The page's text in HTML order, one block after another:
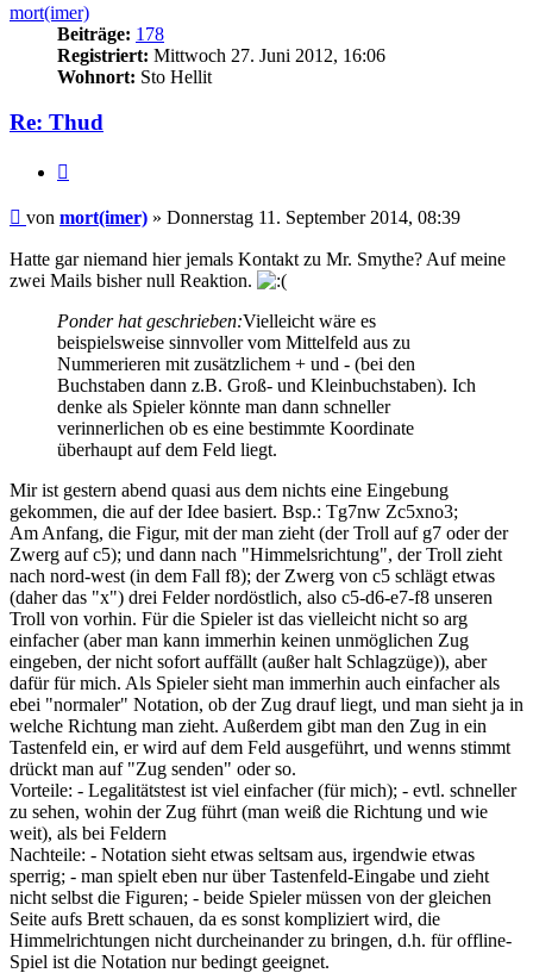
mort(imer)
Beiträge: 178
Registriert: Mittwoch 27. Juni 2012, 16:06
Wohnort: Sto Hellit
Re: Thud
Beitrag
von mort(imer) » Donnerstag 11. September 2014, 08:39
Hatte gar niemand hier jemals Kontakt zu Mr. Smythe? Auf meine
zwei Mails bisher null Reaktion.
Ponder hat geschrieben:Vielleicht wäre es
beispielsweise sinnvoller vom Mittelfeld aus zu
Nummerieren mit zusätzlichem + und - (bei den
Buchstaben dann z.B. Groß- und Kleinbuchstaben). Ich
denke als Spieler könnte man dann schneller
verinnerlichen ob es eine bestimmte Koordinate
überhaupt auf dem Feld liegt.
Mir ist gestern abend quasi aus dem nichts eine Eingebung
gekommen, die auf der Idee basiert. Bsp.: Tg7nw Zc5xno3;
Am Anfang, die Figur, mit der man zieht (der Troll auf g7 oder der
Zwerg auf c5); und dann nach "Himmelsrichtung", der Troll zieht
nach nord-west (in dem Fall f8); der Zwerg von c5 schlägt etwas
(daher das "x") drei Felder nordöstlich, also c5-d6-e7-f8 unseren
Troll von vorhin. Für die Spieler ist das vielleicht nicht so arg
einfacher (aber man kann immerhin keinen unmöglichen Zug
eingeben, der nicht sofort auffällt (außer halt Schlagzüge)), aber
dafür für mich. Als Spieler sieht man immerhin auch einfacher als
ebei "normaler" Notation, ob der Zug drauf liegt, und man sieht ja in
welche Richtung man zieht. Außerdem gibt man den Zug in ein
Tastenfeld ein, er wird auf dem Feld ausgeführt, und wenns stimmt
drückt man auf "Zug senden" oder so.
Vorteile: - Legalitätstest ist viel einfacher (für mich); - evtl. schneller
zu sehen, wohin der Zug führt (man weiß die Richtung und wie
weit), als bei Feldern
Nachteile: - Notation sieht etwas seltsam aus, irgendwie etwas
sperrig; - man spielt eben nur über Tastenfeld-Eingabe und zieht
nicht selbst die Figuren; - beide Spieler müssen von der gleichen
Seite aufs Brett schauen, da es sonst kompliziert wird, die
Himmelrichtungen nicht durcheinander zu bringen, d.h. für offline-
Spiel ist die Notation nur bedingt geeignet.